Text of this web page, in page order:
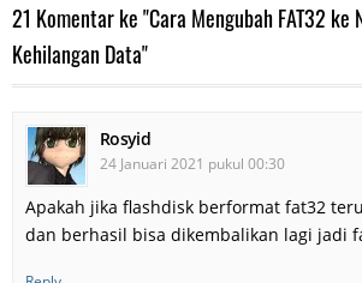
21 Komentar ke "Cara Mengubah FAT32 ke
Kehilangan Data"
Rosyid
24 Januari 2021 pukul 00:30
Apakah jika flashdisk berformat fat32
dan berhasil bisa dikembalikan lagi jadi